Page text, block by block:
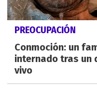
PREOCUPACIÓN
Conmoción: un
internado tras un
vivo